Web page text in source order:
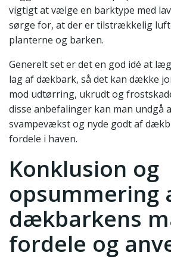
vigtigt at vælge en barktype med
sørge for, at der er tilstrækkelig
planterne og barken.
Generelt set er det en god idé at
lag af dækbark, så det kan dække
mod udtørring, ukrudt og
disse anbefalinger kan man undgå
svampevækst og nyde godt af
fordele i haven.
Konklusion og
opsummering
dækbarkens
fordele og